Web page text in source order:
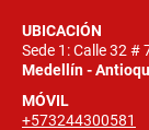
UBICACIÓN
Sede 1: Calle 32 #
Medellín -
MÓVIL
+573244300581